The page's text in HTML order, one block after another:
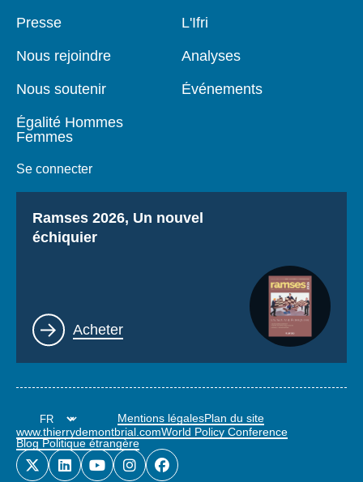
Pied
Presse
Nous rejoindre
Nous soutenir
Égalité Hommes
Femmes
Se connecter
Navigation
L'Ifri
Analyses
Événements
Titre
Ramses 2026, Un nouvel
échiquier
Lien
Acheter
Mentions légalesPlan du site
www.thierrydemontbrial.comWorld Policy Conference
Blog Politique étrangère